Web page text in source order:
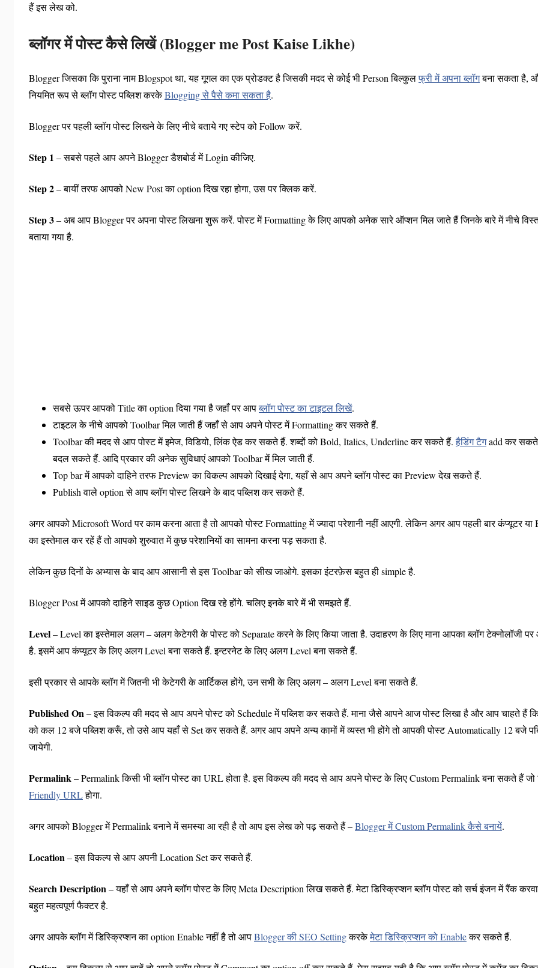
हैं इस लेख को.
ब्लॉगर में पोस्ट कैसे लिखें (Blogger me Post Kaise Likhe)
Blogger जिसका कि पुराना नाम Blogspot था, यह गूगल का एक प्रोडक्ट है जिसकी मदद से कोई भी Person बिल्कुलफ्री में अपना ब्लॉगबना सकता है,
नियमित रूप से ब्लॉग पोस्ट पब्लिश करकेBlogging से पैसे कमा सकता है.
Blogger पर पहली ब्लॉग पोस्ट लिखने के लिए नीचे बताये गए स्टेप को Follow करें.
Step 1 – सबसे पहले आप अपने Blogger डैशबोर्ड में Login कीजिए.
Step 2– बायीं तरफ आपको New Post का option दिख रहा होगा, उस पर क्लिक करें.
Step 3– अब आप Blogger पर अपना पोस्ट लिखना शुरू करें. पोस्ट में Formatting के लिए आपको अनेक सारे ऑप्शन मिल जाते हैं जिनके बारे में नीचे
बताया गया है.
सबसे ऊपर आपको Title का option दिया गया है जहाँ पर आपब्लॉग पोस्ट का टाइटल लिखें.
टाइटल के नीचे आपको Toolbar मिल जाती हैं जहाँ से आप अपने पोस्ट में Formatting कर सकते हैं.
Toolbar की मदद से आप पोस्ट में इमेज, विडियो, लिंक ऐड कर सकते हैं. शब्दों को Bold, Italics, Underline कर सकते हैं.हैडिंग टैगadd कर सकते
बदल सकते हैं. आदि प्रकार की अनेक सुविधाएं आपको Toolbar में मिल जाती हैं.
Top bar में आपको दाहिने तरफ Preview का विकल्प आपको दिखाई देगा, यहाँ से आप अपने ब्लॉग पोस्ट का Preview देख सकते हैं.
Publish वाले option से आप ब्लॉग पोस्ट लिखने के बाद पब्लिश कर सकते हैं.
अगर आपको Microsoft Word पर काम करना आता है तो आपको पोस्ट Formatting में ज्यादा परेशानी नहीं आएगी. लेकिन अगर आप पहली बार कंप्यूटर या
का इस्तेमाल कर रहें हैं तो आपको शुरुवात में कुछ परेशानियों का सामना करना पड़ सकता है.
लेकिन कुछ दिनों के अभ्यास के बाद आप आसानी से इस Toolbar को सीख जाओगे. इसका इंटरफ़ेस बहुत ही simple है.
Blogger Post में आपको दाहिने साइड कुछ Option दिख रहे होंगे. चलिए इनके बारे में भी समझते हैं.
Level– Level का इस्तेमाल अलग – अलग केटेगरी के पोस्ट को Separate करने के लिए किया जाता है. उदाहरण के लिए माना आपका ब्लॉग टेक्नोलॉजी पर
है. इसमें आप कंप्यूटर के लिए अलग Level बना सकते हैं. इन्टरनेट के लिए अलग Level बना सकते हैं.
इसी प्रकार से आपके ब्लॉग में जितनी भी केटेगरी के आर्टिकल होंगे, उन सभी के लिए अलग – अलग Level बना सकते हैं.
Published On– इस विकल्प की मदद से आप अपने पोस्ट को Schedule में पब्लिश कर सकते हैं. माना जैसे आपने आज पोस्ट लिखा है और आप चाहते हैं
को कल 12 बजे पब्लिश करूँ, तो उसे आप यहाँ से Set कर सकते हैं. अगर आप अपने अन्य कामों में व्यस्त भी होंगे तो आपकी पोस्ट Automatically 12 बजे
जायेगी.
Permalink– Permalink किसी भी ब्लॉग पोस्ट का URL होता है. इस विकल्प की मदद से आप अपने पोस्ट के लिए Custom Permalink बना सकते हैं जो
Friendly URLहोगा.
अगर आपको Blogger में Permalink बनाने में समस्या आ रही है तो आप इस लेख को पढ़ सकते हैं –Blogger में Custom Permalink कैसे बनायें.
Location– इस विकल्प से आप अपनी Location Set कर सकते हैं.
Search Description– यहाँ से आप अपने ब्लॉग पोस्ट के लिए Meta Description लिख सकते हैं. मेटा डिस्क्रिप्शन ब्लॉग पोस्ट को सर्च इंजन में रैंक
बहुत महत्वपूर्ण फैक्टर है.
अगर आपके ब्लॉग में डिस्क्रिप्शन का option Enable नहीं है तो आपBlogger की SEO Settingकरकेमेटा डिस्क्रिप्शन को Enableकर सकते हैं.